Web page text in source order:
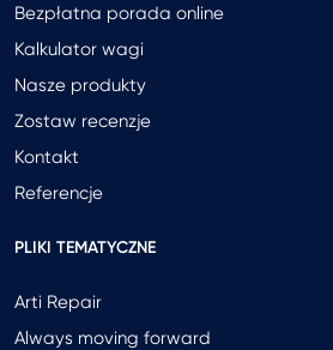
Bezpłatna porada online
Kalkulator wagi
Nasze produkty
Zostaw recenzje
Kontakt
Referencje
PLIKI TEMATYCZNE
Arti Repair
Always moving forward